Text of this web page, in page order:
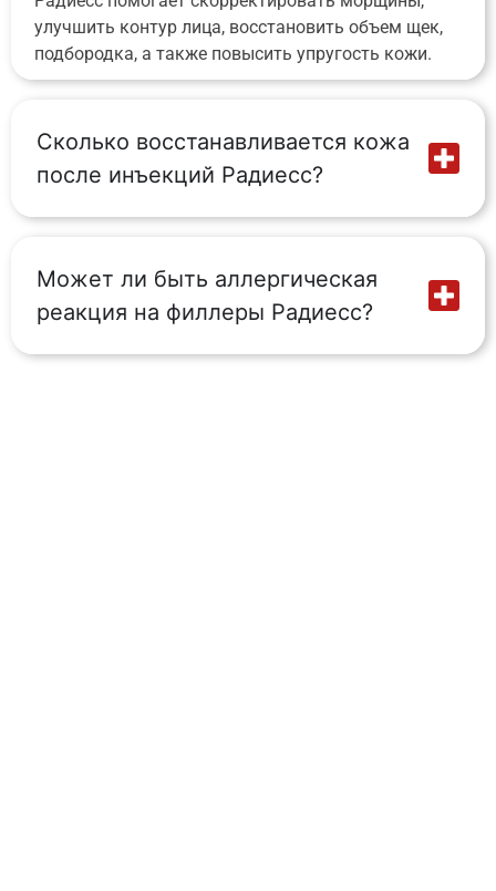
улучшить контур лица, восстановить объем щек,
подбородка, а также повысить упругость кожи.
Сколько восстанавливается кожа
после инъекций Радиесс?
Может ли быть аллергическая
реакция на филлеры Радиесс?